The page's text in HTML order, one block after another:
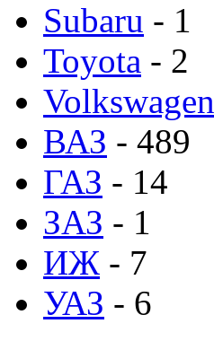
Subaru - 1
Toyota - 2
Volkswagen
ВАЗ - 489
ГАЗ - 14
ЗАЗ - 1
ИЖ - 7
УАЗ - 6